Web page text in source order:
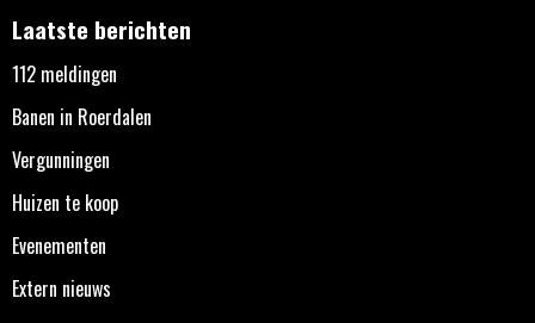
Laatste berichten
112 meldingen
Banen in Roerdalen
Vergunningen
Huizen te koop
Evenementen
Extern nieuws